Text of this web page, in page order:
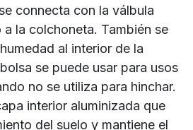
connecta con la válbula
a la colchoneta. También se
al interior de la
se puede usar para usos
no se utiliza para hinchar.
interior aluminizada que
del suelo y mantiene el